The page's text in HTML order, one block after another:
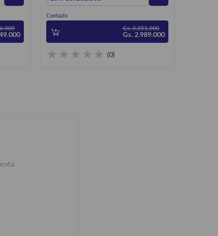
Contado
Gs. 3.351.000
Gs. 2.989.000
(0)